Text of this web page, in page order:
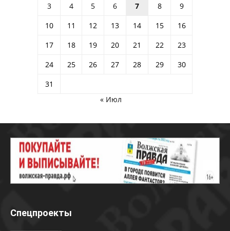
3
4 5 6 7 8
9
10
11 12 13 14 15
16
17
18 19 20 21 22
23
24
25 26 27 28 29
30
31
« Июл
Спецпроекты